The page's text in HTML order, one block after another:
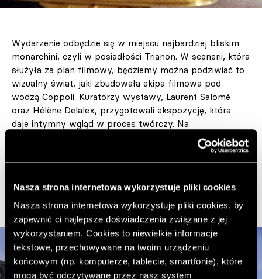
Nasza strona internetowa wykorzystuje pliki cookies
Nasza strona internetowa wykorzystuje pliki cookies, by
zapewnić ci najlepsze doświadczenia związane z jej
wykorzystaniem. Cookies to niewielkie informacje
tekstowe, przechowywane na twoim urządzeniu
końcowym (np. komputerze, tablecie, smartfonie), które
mogą być odczytywane przez nasz system
Wydarzenie odbędzie się w miejscu najbardziej bliskim
monarchini, czyli w posiadłości Trianon. W scenerii, która
służyła za plan filmowy, będziemy można podziwiać to
wizualny świat, jaki zbudowała ekipa filmowa pod
wodzą Coppoli. Kuratorzy wystawy, Laurent Salomé
oraz Hélène Delalex, przygotowali ekspozycję, która
daje intymny wgląd w proces twórczy. Na
zwiedzających czekać będą oryginalne, nagrodzone
Oscarem kostiumy autorstwa Mileny Canonero, w tym
buty zaprojektowane przez Manolo Blahnika.